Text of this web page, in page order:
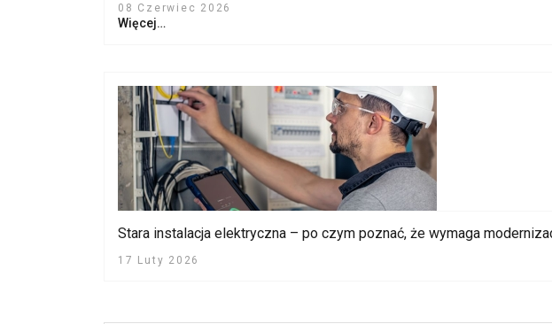
08 Czerwiec 2026
Więcej…
Stara instalacja elektryczna – po czym poznać, że wymaga
17 Luty 2026